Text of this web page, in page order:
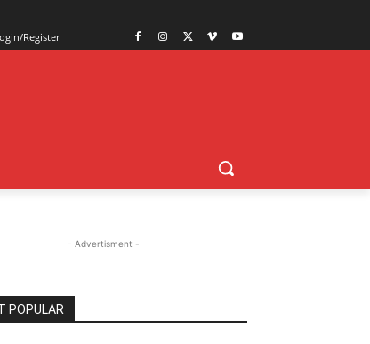
Register
- Advertisment -
POPULAR